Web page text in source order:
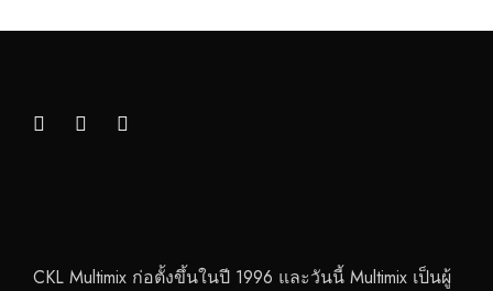
CKL Multimix ก่อตั้งขึ้นในปี 1996 และวันนี้ Multimix เป็นผู้